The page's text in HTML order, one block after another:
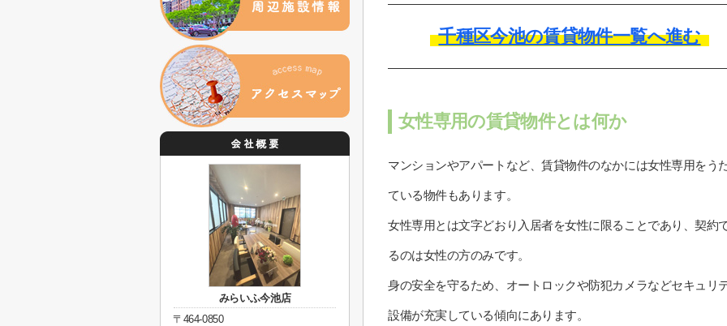
千種区今池の賃貸物件一覧へ進む
女性専用の賃貸物件とは何か
マンションやアパートなど、賃貸物件のなかには女性専用をう
ている物件もあります。
女性専用とは文字どおり入居者を女性に限ることであり、契約
るのは女性の方のみです。
身の安全を守るため、オートロックや防犯カメラなどセキュリ
設備が充実している傾向にあります。
みらいふ今池店
〒464-0850